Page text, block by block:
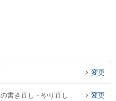
変更
書き直し・やり直し 変更